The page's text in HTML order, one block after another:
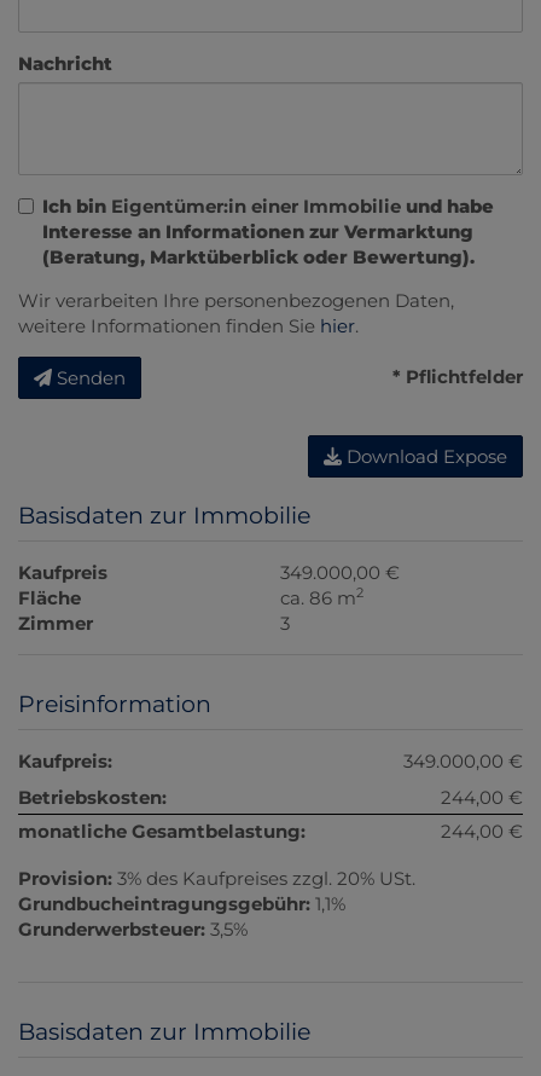
Nachricht
Ich bin Eigentümer:in einer Immobilie und habe
Interesse an Informationen zur Vermarktung
(Beratung, Marktüberblick oder Bewertung).
Wir verarbeiten Ihre personenbezogenen Daten,
weitere Informationen finden Sie hier.
Senden * Pflichtfelder
Download Expose
Basisdaten zur Immobilie
Kaufpreis
349.000,00 €
Fläche
ca. 86 m2
Zimmer 3
Preisinformation
Kaufpreis:
349.000,00 €
Betriebskosten:
244,00 €
monatliche Gesamtbelastung:
244,00 €
Provision: 3% des Kaufpreises zzgl. 20% USt.
Grundbucheintragungsgebühr: 1,1%
Grunderwerbsteuer: 3,5%
Basisdaten zur Immobilie